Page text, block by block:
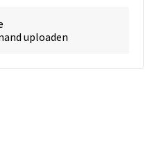
uploaden